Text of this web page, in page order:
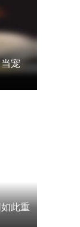
宠
此重